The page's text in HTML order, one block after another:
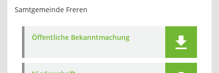
Samtgemeinde Freren
Öffentliche Bekanntmachung